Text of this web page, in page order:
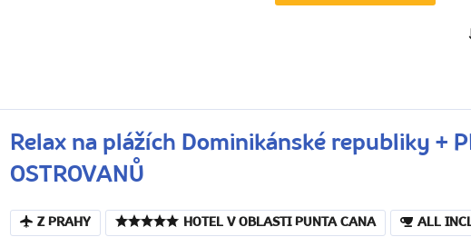
Relax na plážích Dominikánské republiky +
OSTROVANŮ
Z PRAHY HOTEL V OBLASTI PUNTA CANA ALL